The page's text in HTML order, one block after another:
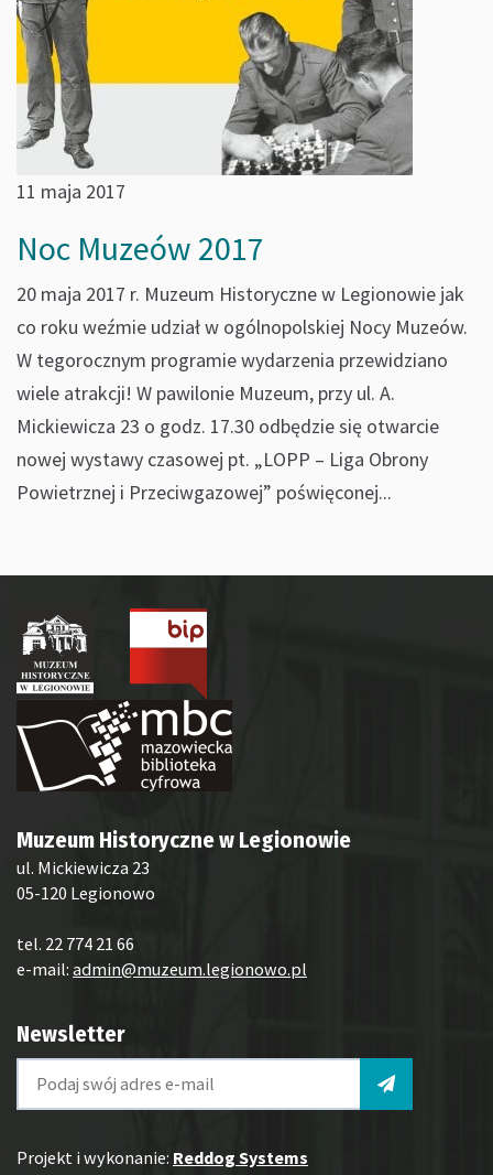
11 maja 2017
Noc Muzeów 2017
20 maja 2017 r. Muzeum Historyczne w Legionowie jak
co roku weźmie udział w ogólnopolskiej Nocy Muzeów.
W tegorocznym programie wydarzenia przewidziano
wiele atrakcji! W pawilonie Muzeum, przy ul. A.
Mickiewicza 23 o godz. 17.30 odbędzie się otwarcie
nowej wystawy czasowej pt. „LOPP – Liga Obrony
Powietrznej i Przeciwgazowej” poświęconej...
Muzeum Historyczne w Legionowie
ul. Mickiewicza 23
05-120 Legionowo
tel. 22 774 21 66
e-mail: admin@muzeum.legionowo.pl
Newsletter
Projekt i wykonanie: Reddog Systems